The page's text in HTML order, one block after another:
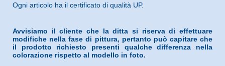
Ogni articolo ha il certificato di qualità UP.
Avvisiamo il cliente che la ditta si riserva di effettuare
modifiche nella fase di pittura, pertanto può capitare che
il prodotto richiesto presenti qualche differenza nella
colorazione rispetto al modello in foto.